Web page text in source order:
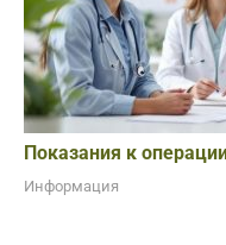
Показания к
Информация